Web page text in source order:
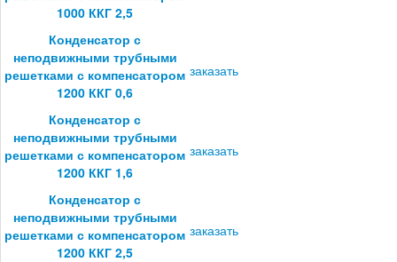
1000 ККГ 2,5
Конденсатор с
неподвижными трубными
решетками с компенсатором
1200 ККГ 0,6
заказать
Конденсатор с
неподвижными трубными
решетками с компенсатором
1200 ККГ 1,6
заказать
Конденсатор с
неподвижными трубными
решетками с компенсатором
1200 ККГ 2,5
заказать